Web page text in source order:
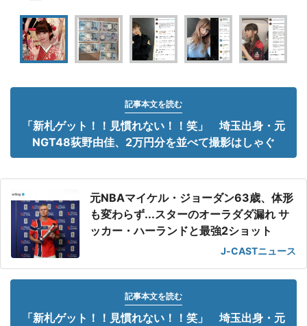
記事本文を読む
「新札ゲット！！見慣れない！！笑」 埼玉出身・元
NGT48荻野由佳、2万円分を並べて撮影はしゃぐ
元NBAマイケル・ジョーダン63歳、体形
も変わらず...スターのオーラダダ漏れ サ
ッカー・ハーランドと最強2ショット
J-CASTニュース
記事本文を読む
「新札ゲット！！見慣れない！！笑」 埼玉出身・元